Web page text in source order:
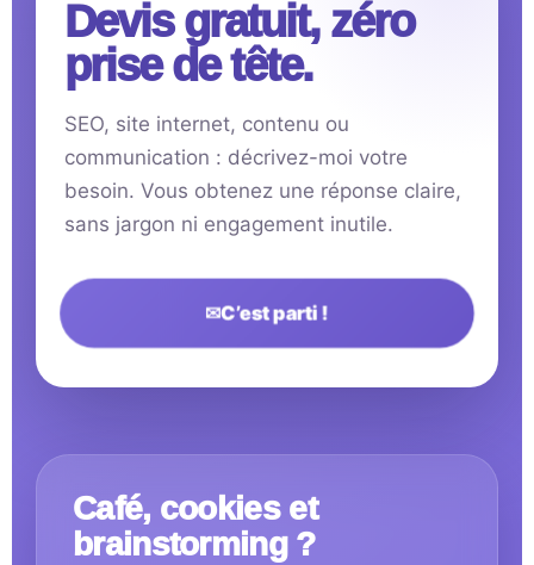
Devis gratuit, zéro
prise de tête.
SEO, site internet, contenu ou
communication : décrivez-moi votre
besoin. Vous obtenez une réponse claire,
sans jargon ni engagement inutile.
✉C’est parti !
Café, cookies et
brainstorming ?